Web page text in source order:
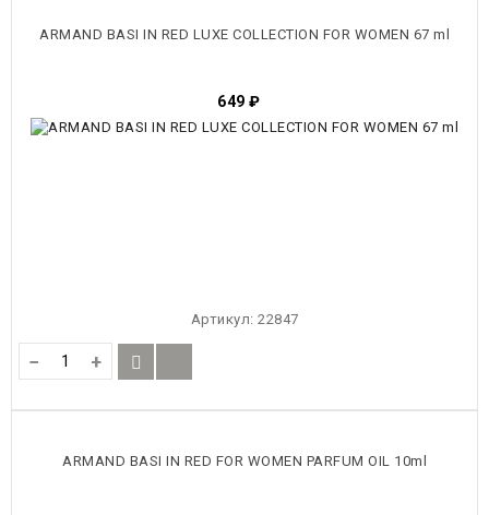
ARMAND BASI IN RED LUXE COLLECTION FOR WOMEN 67 ml
649 ₽
Артикул: 22847
− +
ARMAND BASI IN RED FOR WOMEN PARFUM OIL 10ml